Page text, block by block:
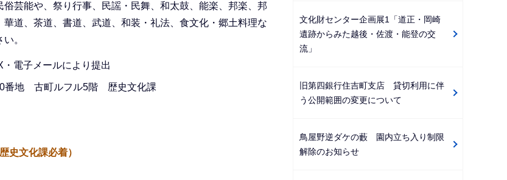
芸能や、祭り行事、民謡・民舞、和太鼓、能楽、邦楽、邦
道、茶道、書道、武道、和装・礼法、食文化・郷土料理な
。
電子メールにより提出
番地 古町ルフル5階 歴史文化課
史文化課必着）
文化財センター企画展1「道正・岡崎
遺跡からみた越後・佐渡・能登の交
流」
旧第四銀行住吉町支店 貸切利用に伴
う公開範囲の変更について
鳥屋野逆ダケの藪 園内立ち入り制限
解除のお知らせ